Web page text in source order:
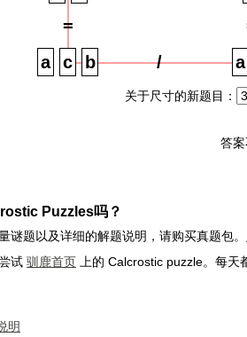
=
/
关于尺寸的新题目：
答
Puzzles吗？
谜题以及详细的解题说明，请购买真题包。
试 驯鹿首页 上的 Calcrostic puzzle。每
明